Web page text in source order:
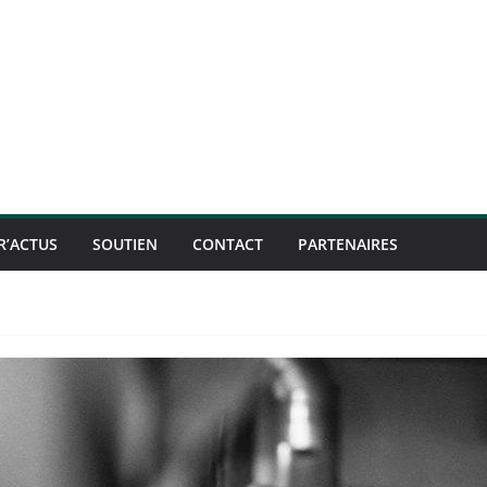
SOUTIEN CONTACT PARTENAIRES